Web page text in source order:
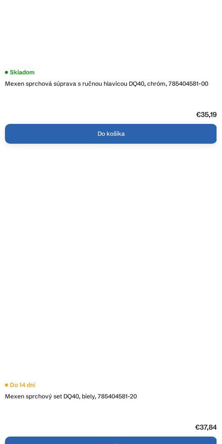
Mexen sprchová súprava s ručnou hlavicou DQ40, chróm, 785404581-00
Skladom
€35,19
Do košíka
Mexen sprchový set DQ40, biely, 785404581-20
Do 14 dní
€37,84